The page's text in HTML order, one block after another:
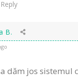
Reply
B.
dăm jos sistemul